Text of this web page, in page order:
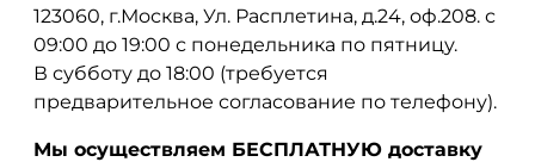
123060, г.Москва, Ул. Расплетина, д.24, оф.208. с
09:00 до 19:00 с понедельника по пятницу.
В субботу до 18:00 (требуется
предварительное согласование по телефону).
Мы осуществляем БЕСПЛАТНУЮ доставку